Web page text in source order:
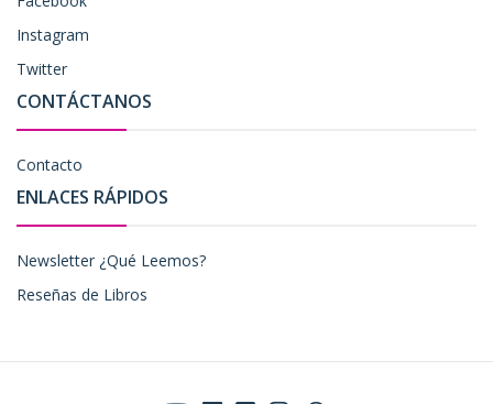
Instagram
Twitter
CONTÁCTANOS
Contacto
ENLACES RÁPIDOS
Newsletter ¿Qué Leemos?
Reseñas de Libros